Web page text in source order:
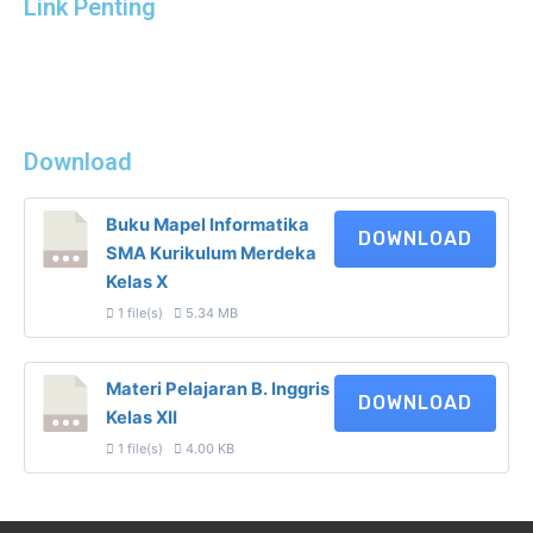
Link Penting
Download
Buku Mapel Informatika
SMA Kurikulum Merdeka
Kelas X
1 file(s) 5.34 MB
DOWNLOAD
Materi Pelajaran B. Inggris
Kelas XII
1 file(s) 4.00 KB
DOWNLOAD